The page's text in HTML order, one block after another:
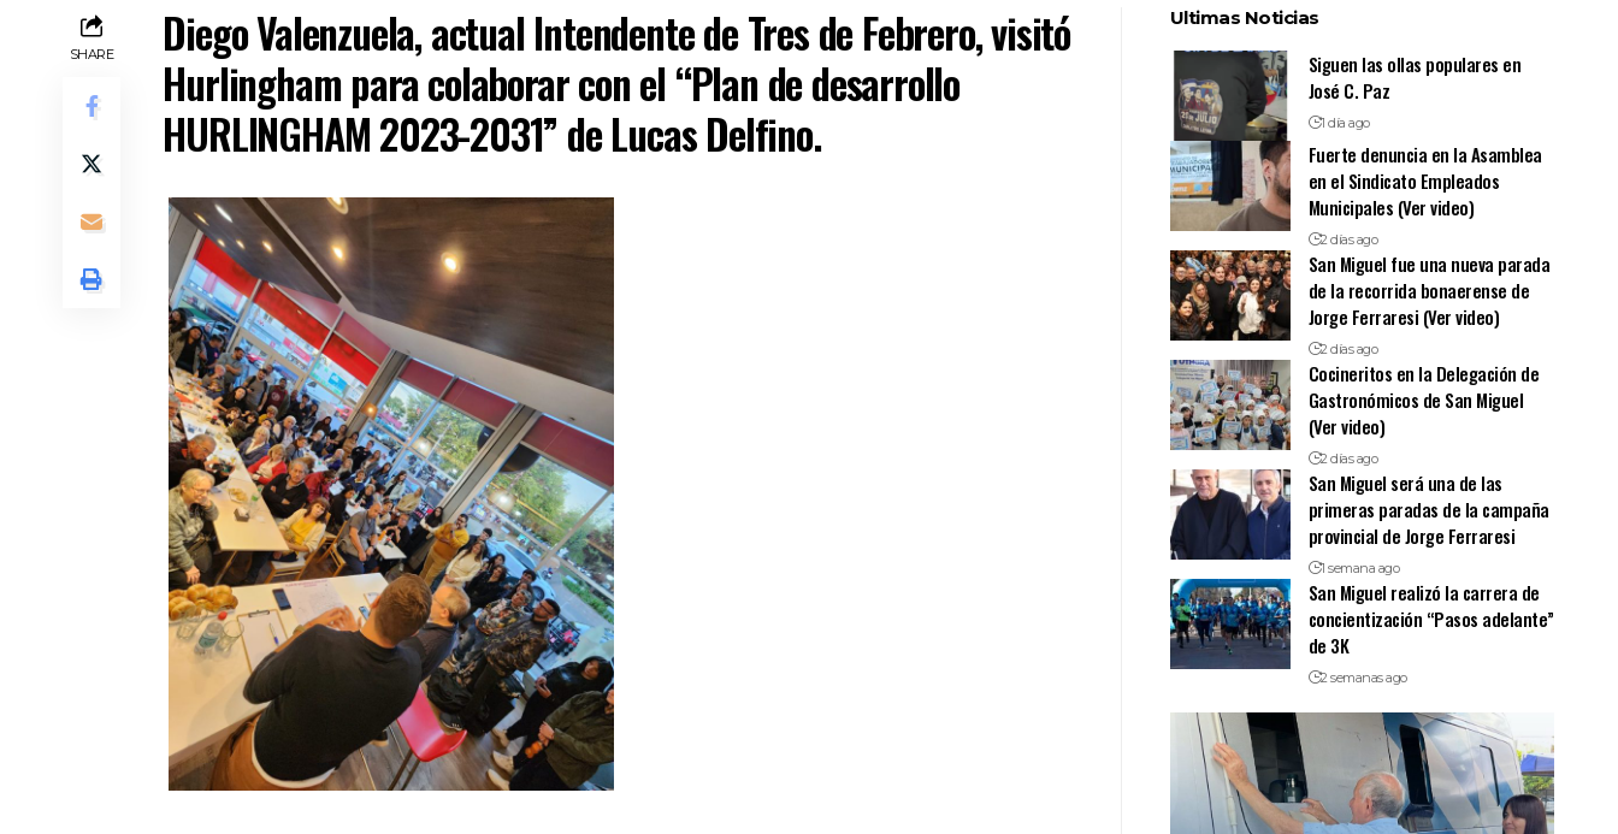
SHARE
Diego Valenzuela, actual Intendente de Tres de Febrero, visitó
Hurlingham para colaborar con el “Plan de desarrollo
HURLINGHAM 2023-2031” de Lucas Delfino.
Ultimas Noticias
Siguen las ollas populares en
José C. Paz
1 día ago
Fuerte denuncia en la Asamblea
en el Sindicato Empleados
Municipales (Ver video)
2 días ago
San Miguel fue una nueva parada
de la recorrida bonaerense de
Jorge Ferraresi (Ver video)
2 días ago
Cocineritos en la Delegación de
Gastronómicos de San Miguel
(Ver video)
2 días ago
San Miguel será una de las
primeras paradas de la campaña
provincial de Jorge Ferraresi
1 semana ago
San Miguel realizó la carrera de
concientización “Pasos adelante”
de 3K
2 semanas ago